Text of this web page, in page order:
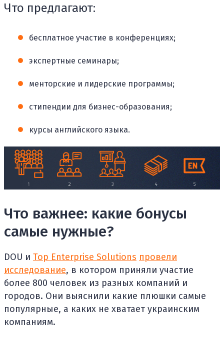
Что предлагают:
бесплатное участие в конференциях;
экспертные семинары;
менторские и лидерские программы;
стипендии для бизнес-образования;
курсы английского языка.
Что важнее: какие бонусы
самые нужные?
DOU и Top Enterprise Solutions провели
исследование, в котором приняли участие
более 800 человек из разных компаний и
городов. Они выяснили какие плюшки самые
популярные, а каких не хватает украинским
компаниям.